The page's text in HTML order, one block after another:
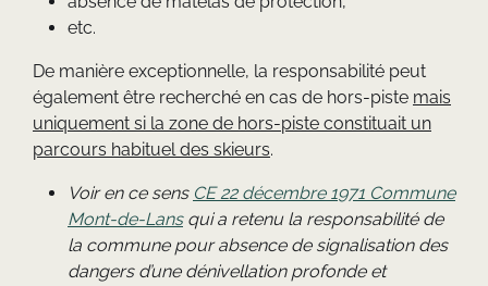
etc.
De manière exceptionnelle, la responsabilité peut
également être recherché en cas de hors-piste mais
uniquement si la zone de hors-piste constituait un
parcours habituel des skieurs.
Voir en ce sens CE 22 décembre 1971 Commune
Mont-de-Lansqui a retenu la responsabilité de
la commune pourabsence de signalisation des
dangers d’une dénivellation profonde et